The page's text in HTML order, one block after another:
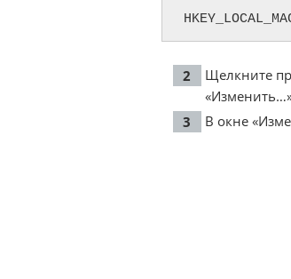
Щелкните
В окне